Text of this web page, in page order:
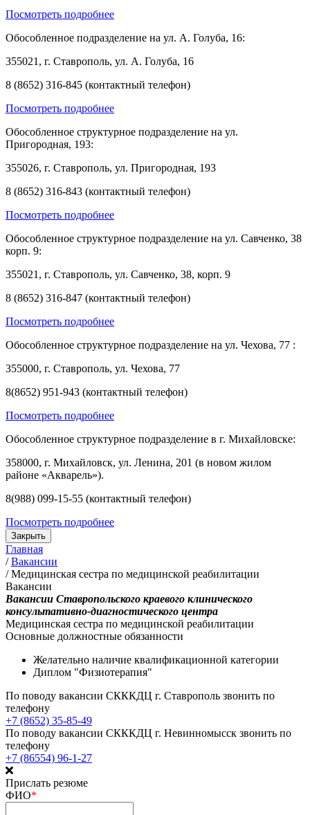
Посмотреть подробнее
Обособленное подразделение на ул. А. Голуба, 16:
355021, г. Ставрополь, ул. А. Голуба, 16
8 (8652) 316-845 (контактный телефон)
Посмотреть подробнее
Обособленное структурное подразделение на ул.
Пригородная, 193:
355026, г. Ставрополь, ул. Пригородная, 193
8 (8652) 316-843 (контактный телефон)
Посмотреть подробнее
Обособленное структурное подразделение на ул. Савченко, 38
корп. 9:
355021, г. Ставрополь, ул. Савченко, 38, корп. 9
8 (8652) 316-847 (контактный телефон)
Посмотреть подробнее
Обособленное структурное подразделение на ул. Чехова, 77 :
355000, г. Ставрополь, ул. Чехова, 77
8(8652) 951-943 (контактный телефон)
Посмотреть подробнее
Обособленное структурное подразделение в г. Михайловске:
358000, г. Михайловск, ул. Ленина, 201 (в новом жилом
районе «Акварель»).
8(988) 099-15-55 (контактный телефон)
Посмотреть подробнее
Закрыть
Главная
/ Вакансии
/ Медицинская сестра по медицинской реабилитации
Вакансии
Вакансии Ставропольского краевого клинического
консультативно-диагностического центра
Медицинская сестра по медицинской реабилитации
Основные должностные обязанности
Желательно наличие квалификационной категории
Диплом "Физиотерапия"
По поводу вакансии СКККДЦ г. Ставрополь звонить по
телефону
+7 (8652) 35-85-49
По поводу вакансии СКККДЦ г. Невинномысск звонить по
телефону
+7 (86554) 96-1-27
Прислать резюме
ФИО*